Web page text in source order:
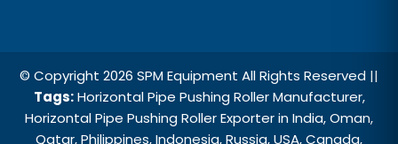
© Copyright 2026 SPM Equipment All Rights Reserved ||
Tags:Horizontal Pipe Pushing Roller Manufacturer,
Horizontal Pipe Pushing Roller Exporter in India, Oman,
Qatar, Philippines, Indonesia, Russia, USA, Canada,